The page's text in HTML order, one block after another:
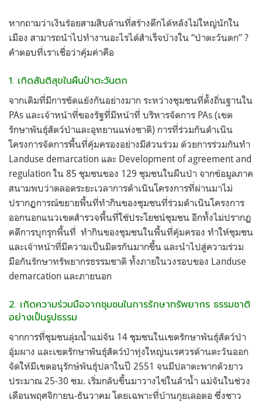
หากถามว่าเงินร้อยสามสิบล้านที่สร้างตึกได้หลังไม่ใหญ่นักใน
เมือง สามารถนำไปทำงานอะไรได้สำเร็จบ้างใน “ป่าตะวันตก” ?
คำตอบที่เราเชื่อว่าคุ้มค่าคือ
1. เกิดสันติสุขในผืนป่าตะวันตก
จากเดิมที่มีการขัดแย้งกันอย่างมาก ระหว่างชุมชนที่ตั้งถิ่นฐานใน
PAs และเจ้าหน้าที่ของรัฐที่มีหน้าที่ บริหารจัดการ PAs (เขต
รักษาพันธุ์สัตว์ป่าและอุทยานแห่งชาติ) การที่ร่วมกันดำเนิน
โครงการจัดการพื้นที่คุ้มครองอย่างมีส่วนร่วม ด้วยการร่วมกันทำ
Landuse demarcation และ Development of agreement and
regulation ใน 85 ชุมชนของ 129 ชุมชนในผืนป่า จากข้อมูลภาค
สนามพบว่าตลอดระยะเวลาการดำเนินโครงการที่ผ่านมาไม่
ปรากฏการณ์ขยายพื้นที่ทำกินของชุมชนที่ร่วมดำเนินโครงการ
ออกนอกแนวเขตสำรวจพื้นที่ใช้ประโยชน์ชุมชน อีกทั้งไม่ปรากฏ
คดีการบุกรุกพื้นที่ ทำกินของชุมชนในพื้นที่คุ้มครอง ทำให้ชุมชน
และเจ้าหน้าที่มีความเป็นมิตรกันมากขึ้น และนำไปสู่ความร่วม
มือกันรักษาทรัพยากรธรรมชาติ ทั้งภายในวงรอบของ Landuse
demarcation และภายนอก
2. เกิดความร่วมมือจากชุมชนในการรักษาทรัพยากร ธรรมชาติ
อย่างเป็นรูปธรรม
จากการที่ชุมชนลุ่มน้ำแม่จัน 14 ชุมชนในเขตรักษาพันธุ์สัตว์ป่า
อุ้มผาง และเขตรักษาพันธุ์สัตว์ป่าทุ่งใหญ่นเรศวรด้านตะวันออก
จัดให้มีเขตอนุรักษ์พันธุ์ปลาในปี 2551 จนมีปลาตะพากตัวยาว
ประมาณ 25-30 ซม. เริ่มกลับขึ้นมาวางไข่ในลำน้ำ แม่จันในช่วง
เดือนพฤศจิกายน-ธันวาคม โดยเฉพาะที่บ้านกุยเลอตอ ซึ่งชาว